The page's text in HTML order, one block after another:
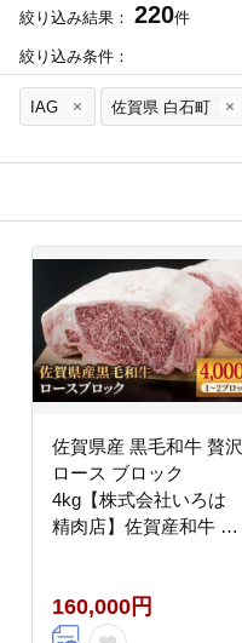
絞り込み結果： 220件
絞り込み条件：
IAG 佐賀県 白石町
佐賀県産 黒毛和牛 贅沢
ロース ブロック
4kg【株式会社いろは
精肉店】佐賀産和牛 牛
160,000円